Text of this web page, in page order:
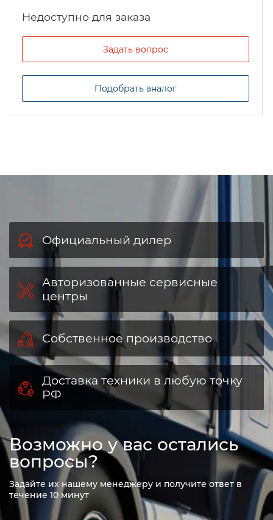
Задать вопрос
Подобрать аналог
Официальный дилер
Авторизованные сервисные
центры
Собственное производство
Доставка техники в любую точку
РФ
Возможно у вас остались
вопросы?
Задайте их нашему менеджеру и получите ответ в
течение 10 минут